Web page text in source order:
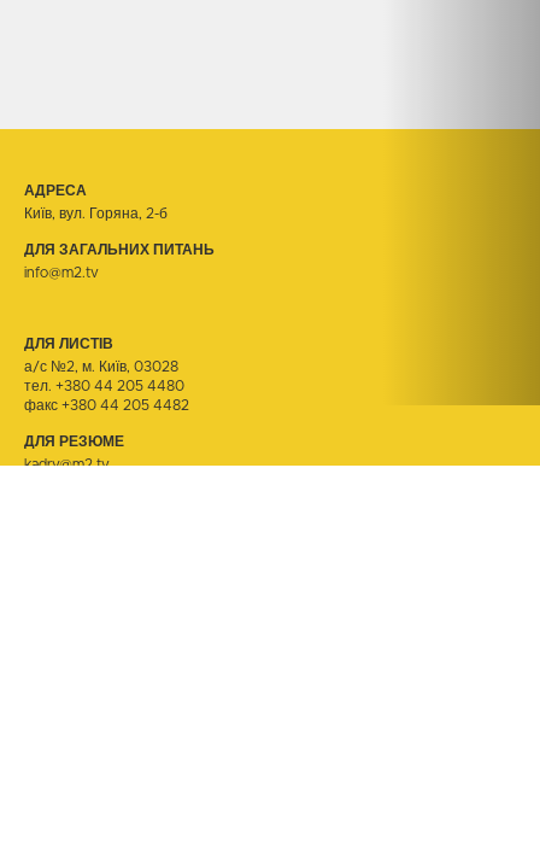
АДРЕСА
Київ, вул. Горяна, 2-б
ДЛЯ ЗАГАЛЬНИХ ПИТАНЬ
info@m2.tv
ДЛЯ ЛИСТІВ
а/с №2, м. Київ, 03028
тел. +380 44 205 4480
факс +380 44 205 4482
ДЛЯ РЕЗЮМЕ
kadry@m2.tv